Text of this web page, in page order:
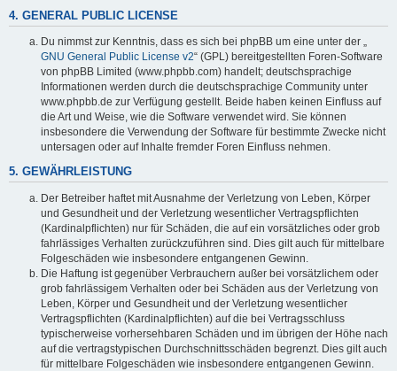
4. GENERAL PUBLIC LICENSE
Du nimmst zur Kenntnis, dass es sich bei phpBB um eine unter der „
GNU General Public License v2“ (GPL) bereitgestellten Foren-Software
von phpBB Limited (www.phpbb.com) handelt; deutschsprachige
Informationen werden durch die deutschsprachige Community unter
www.phpbb.de zur Verfügung gestellt. Beide haben keinen Einfluss auf
die Art und Weise, wie die Software verwendet wird. Sie können
insbesondere die Verwendung der Software für bestimmte Zwecke nicht
untersagen oder auf Inhalte fremder Foren Einfluss nehmen.
5. GEWÄHRLEISTUNG
Der Betreiber haftet mit Ausnahme der Verletzung von Leben, Körper
und Gesundheit und der Verletzung wesentlicher Vertragspflichten
(Kardinalpflichten) nur für Schäden, die auf ein vorsätzliches oder grob
fahrlässiges Verhalten zurückzuführen sind. Dies gilt auch für mittelbare
Folgeschäden wie insbesondere entgangenen Gewinn.
Die Haftung ist gegenüber Verbrauchern außer bei vorsätzlichem oder
grob fahrlässigem Verhalten oder bei Schäden aus der Verletzung von
Leben, Körper und Gesundheit und der Verletzung wesentlicher
Vertragspflichten (Kardinalpflichten) auf die bei Vertragsschluss
typischerweise vorhersehbaren Schäden und im übrigen der Höhe nach
auf die vertragstypischen Durchschnittsschäden begrenzt. Dies gilt auch
für mittelbare Folgeschäden wie insbesondere entgangenen Gewinn.